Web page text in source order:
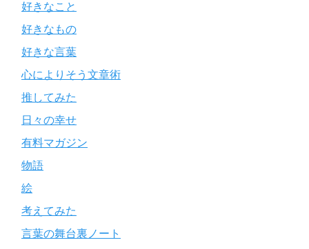
好きなこと
好きなもの
好きな言葉
心によりそう文章術
推してみた
日々の幸せ
有料マガジン
物語
絵
考えてみた
言葉の舞台裏ノート